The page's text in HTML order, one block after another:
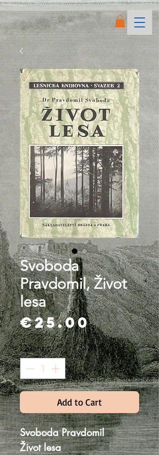
Svoboda
Pravdomil, Život
lesa
€25.00Price
Quantity*
Add to Cart
Svoboda Pravdomil
Život lesa